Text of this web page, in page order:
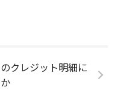
クレジット明細に